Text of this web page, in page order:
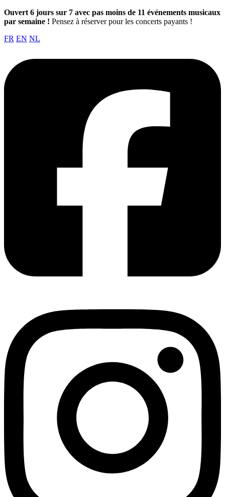
Ouvert 6 jours sur 7 avec pas moins de 11 événements musicaux
par semaine ! Pensez à réserver pour les concerts payants !
FR EN NL